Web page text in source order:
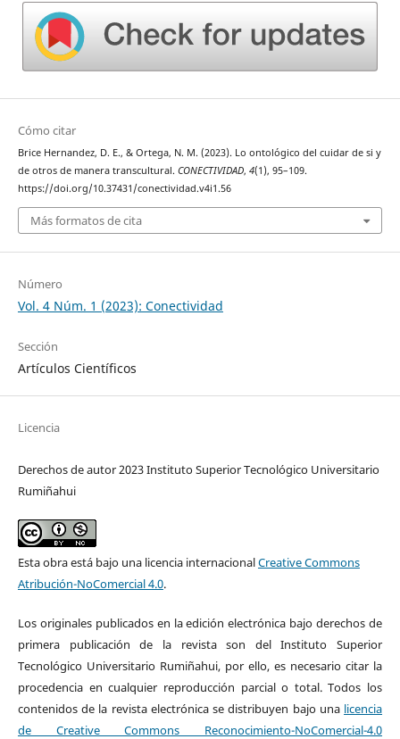
Cómo citar
Brice Hernandez, D. E., & Ortega, N. M. (2023). Lo ontológico del cuidar de si y
de otros de manera transcultural. CONECTIVIDAD, 4(1), 95–109.
https://doi.org/10.37431/conectividad.v4i1.56
Más formatos de cita
Número
Vol. 4 Núm. 1 (2023): Conectividad
Sección
Artículos Científicos
Licencia
Derechos de autor 2023 Instituto Superior Tecnológico Universitario
Rumiñahui
Esta obra está bajo una licencia internacionalCreative Commons
Atribución-NoComercial 4.0.
Los originales publicados en la edición electrónica bajo derechos de
primera publicación de la revista son del Instituto Superior
Tecnológico Universitario Rumiñahui, por ello, es necesario citar la
procedencia en cualquier reproducción parcial o total. Todos los
contenidos de la revista electrónica se distribuyen bajo una licencia
de Creative Commons Reconocimiento-NoComercial-4.0